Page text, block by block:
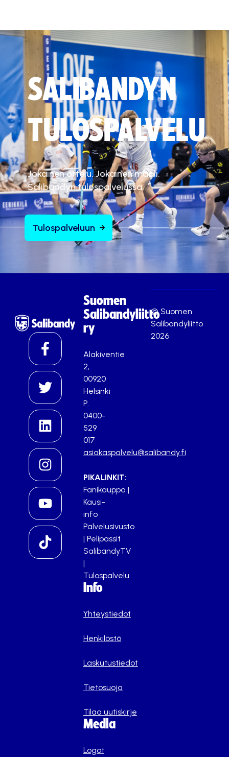
SALIBANDYN
TULOSPALVELU
Jokainen ottelu. Jokainen maali.
Salibandyn tulospalvelussa.
Tulospalveluun
Suomen
Salibandyliitto
ry
Alakiventie
2,
00920
Helsinki
P.
0400-
529
017
asiakaspalvelu@salibandy.fi
PIKALINKIT:
Fanikauppa |
Kausi-
info
Palvelusivusto
| Pelipassit
SalibandyTV
|
Tulospalvelu
Info
Yhteystiedot
Henkilöstö
Laskutustiedot
Tietosuoja
Tilaa uutiskirje
Media
Logot
© Suomen
Salibandyliitto
2026